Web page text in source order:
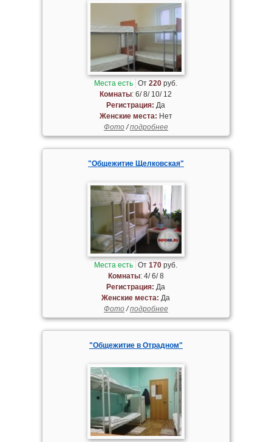
Места есть От220 руб.
Комнаты: 6/ 8/ 10/ 12
Регистрация: Да
Женские места: Нет
Фото/подробнее
"Общежитие Щелковская"
Места есть От170 руб.
Комнаты: 4/ 6/ 8
Регистрация: Да
Женские места: Да
Фото/подробнее
"Общежитие в Отрадном"